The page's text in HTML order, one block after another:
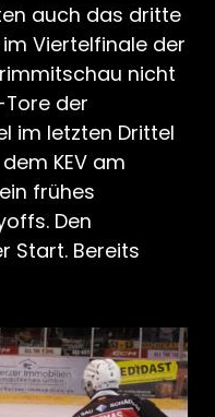
auch das dritte
Viertelfinale der
nicht
Tore der
im letzten Drittel
KEV am
frühes
Den
Start. Bereits